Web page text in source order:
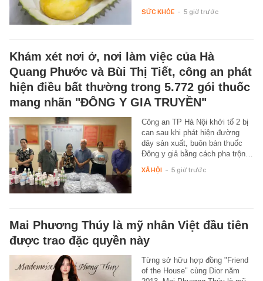
SỨC KHỎE - 5 giờ trước
Khám xét nơi ở, nơi làm việc của Hà
Quang Phước và Bùi Thị Tiết, công an phát
hiện điều bất thường trong 5.772 gói thuốc
mang nhãn "ĐÔNG Y GIA TRUYỀN"
Công an TP Hà Nội khởi tố 2 bị
can sau khi phát hiện đường
dây sản xuất, buôn bán thuốc
Đông y giả bằng cách pha trộn…
XÃ HỘI - 5 giờ trước
Mai Phương Thúy là mỹ nhân Việt đầu tiên
được trao đặc quyền này
Từng sở hữu hợp đồng "Friend
of the House" cùng Dior năm